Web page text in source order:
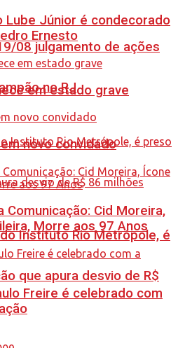
08 julgamento de ações
no RJ
Instituto Rio Metrópole, é
que apura desvio de R$
Lube Júnior é condecorado
Ernesto
em estado grave
novo convidado
Comunicação: Cid Moreira,
Morre aos 97 Anos
Freire é celebrado com